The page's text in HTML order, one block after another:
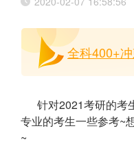
全科400+
针对2021考研的考
专业的考生一些参考~
~